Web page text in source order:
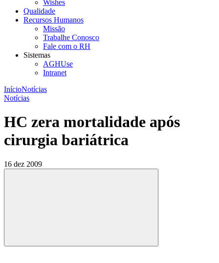
Wishes
Qualidade
Recursos Humanos
Missão
Trabalhe Conosco
Fale com o RH
Sistemas
AGHUse
Intranet
InícioNotícias
Notícias
HC zera mortalidade após
cirurgia bariátrica
16 dez 2009
Compartilhar